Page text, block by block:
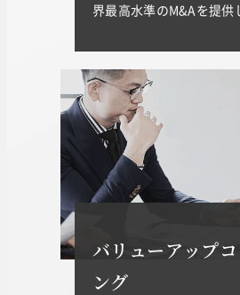
界最高水準のM&Aを提供
バリューアップ
ング